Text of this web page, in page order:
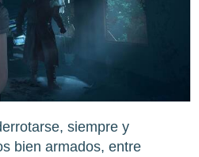
siempre y
bien armados, entre